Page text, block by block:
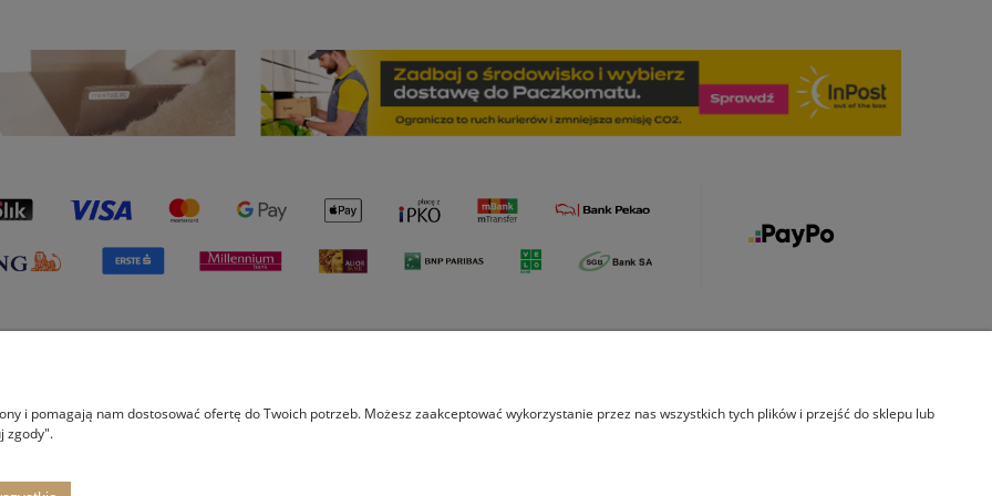
Formy płatności
i pomagają nam dostosować ofertę do Twoich potrzeb. Możesz zaakceptować wykorzystanie przez nas wszystkich tych plików i przejść do sklepu lub
zgody".